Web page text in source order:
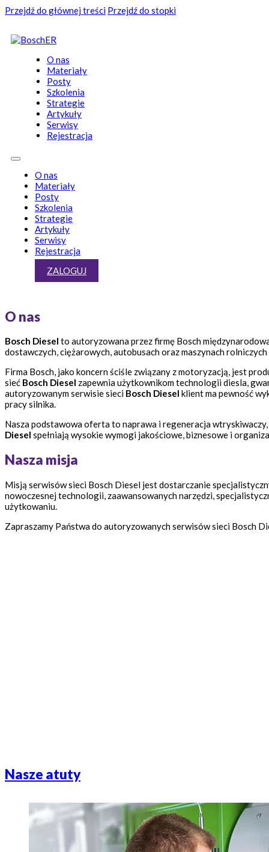
Przejdź do głównej treści Przejdź do stopki
O nas
Materiały
Posty
Szkolenia
Strategie
Artykuły
Serwisy
Rejestracja
O nas
Materiały
Posty
Szkolenia
Strategie
Artykuły
Serwisy
Rejestracja
ZALOGUJ
O nas
Bosch Diesel to autoryzowana przez firmę Bosch
dostawczych, ciężarowych, autobusach oraz maszynach
Firma Bosch, jako koncern ściśle związany z motoryzacją, jest
sieć Bosch Diesel zapewnia użytkownikom technologii diesla,
autoryzowanym serwisie sieci Bosch Diesel klient ma pewność
pracy silnika.
Nasza podstawowa oferta to naprawa i regeneracja
Diesel spełniają wysokie wymogi jakościowe, biznesowe i
Nasza misja
Misją serwisów sieci Bosch Diesel jest dostarczanie
nowoczesnej technologii, zaawansowanych narzędzi,
użytkowaniu.
Zapraszamy Państwa do autoryzowanych serwisów sieci Bosch
Nasze atuty